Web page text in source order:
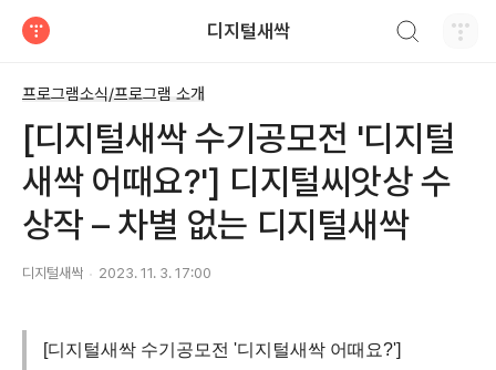
디지털새싹
프로그램소식/프로그램 소개
[디지털새싹 수기공모전 '디지털
새싹 어때요?'] 디지털씨앗상 수
상작 – 차별 없는 디지털새싹
디지털새싹 2023. 11. 3. 17:00
[디지털새싹 수기공모전 '디지털새싹 어때요?']